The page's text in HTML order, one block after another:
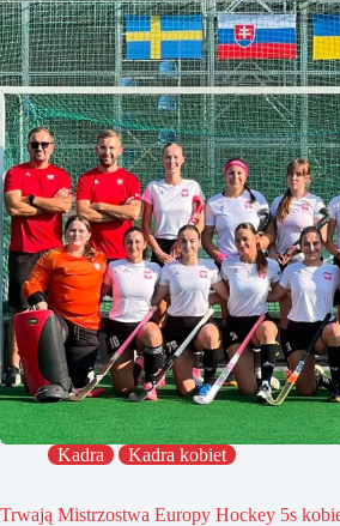
Kadra Kadra kobiet
Trwają Mistrzostwa Europy Hockey 5s